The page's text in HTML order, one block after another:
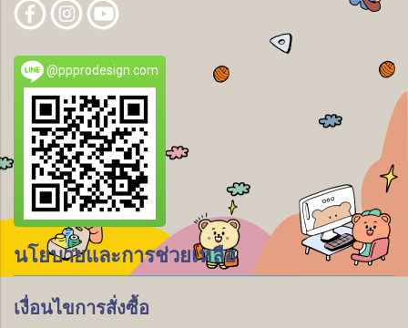
@ppprodesign.com
นโยบายและการช่วยเหลือ
เงื่อนไขการสั่งซื้อ